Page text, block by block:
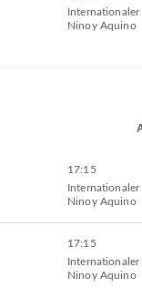
Internationaler
Ninoy Aquino
17:15
Internationaler
Ninoy Aquino
17:15
Internationaler
Ninoy Aquino